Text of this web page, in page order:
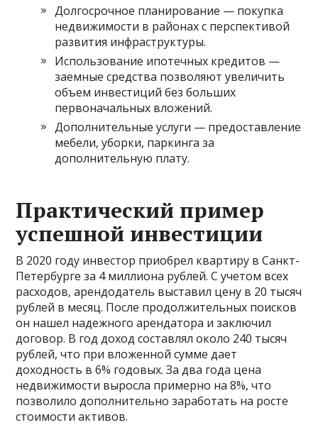
Долгосрочное планирование — покупка
недвижимости в районах с перспективой
развития инфраструктуры.
Использование ипотечных кредитов —
заемные средства позволяют увеличить
объем инвестиций без больших
первоначальных вложений.
Дополнительные услуги — предоставление
мебели, уборки, паркинга за
дополнительную плату.
Практический пример
успешной инвестиции
В 2020 году инвестор приобрел квартиру в Санкт-
Петербурге за 4 миллиона рублей. С учетом всех
расходов, арендодатель выставил цену в 20 тысяч
рублей в месяц. После продолжительных поисков
он нашел надежного арендатора и заключил
договор. В год доход составлял около 240 тысяч
рублей, что при вложенной сумме дает
доходность в 6% годовых. За два года цена
недвижимости выросла примерно на 8%, что
позволило дополнительно заработать на росте
стоимости активов.